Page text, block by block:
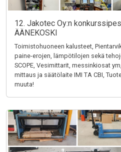
12. Jakotec Oy:n
ÄÄNEKOSKI
Toimistohuoneen kalusteet,
paine-erojen, lämpötilojen sekä
SCOPE, Vesimittarit, messinkiosat
mittaus ja säätölaite IMI TA CBI,
muuta!